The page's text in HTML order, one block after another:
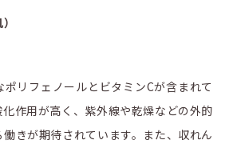
リフェノールとビタミンCが含まれて
作用が高く、紫外線や乾燥などの外的
きが期待されています。また、収れん